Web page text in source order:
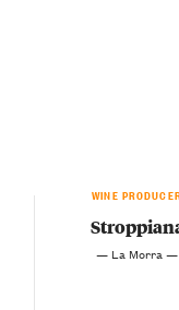
WINE
— La Morra —